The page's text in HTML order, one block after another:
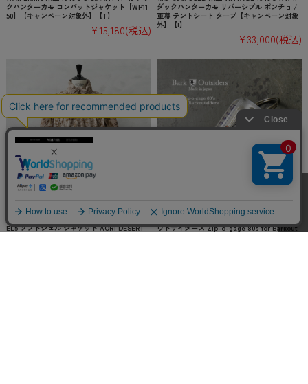
クハンターカモ コンバットジャケット【WP11
50】【キャンペーン対象外】【T】
¥15,180(税込)
ダックハンターカモ リバーシブル ポンチョ /
軍幕 テントシート タープ【キャンペーン対象
外】【I】
¥33,000(税込)
実物 新品 デッドストック 米軍 PTG MRS LEV
EL5 ソフトシェル ジャケット AOR1 DESERT
【即日出荷対応】BARK OUTSIDERS バークア
ウトサイダーズ Zip-o-gage 80s for Barkout